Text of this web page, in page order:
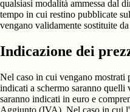
qualsiasi modalità ammessa dal
tempo in cui restino pubblicate
vengano validamente sostituite
Indicazione dei
Nel caso in cui vengano
indicati a schermo saranno
saranno indicati in euro e
Aggiunto (IVA). Nel caso in cui